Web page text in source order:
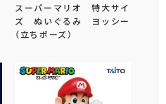
スーパーマリオ 特大サイ
ズ ぬいぐるみ ヨッシー
（立ちポーズ）